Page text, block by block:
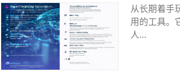
从长期着手
用的工具。
人...